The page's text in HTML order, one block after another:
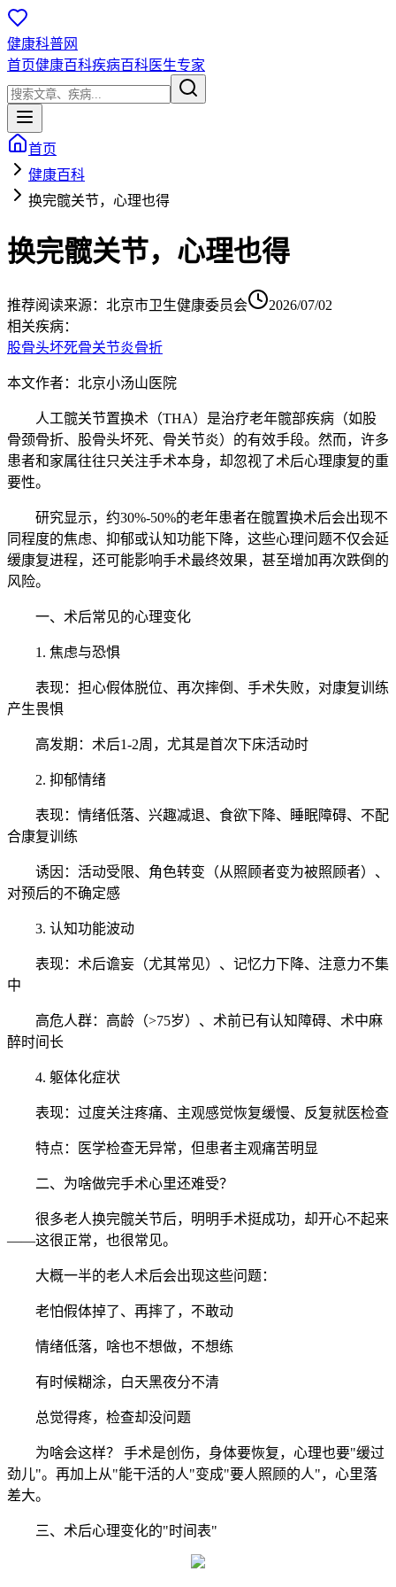
健康科普网
首页健康百科疾病百科医生专家
首页
健康百科
换完髋关节，心理也得
换完髋关节，心理也得
推荐阅读来源： 北京市卫生健康委员会
2026/07/02
相关疾病：
股骨头坏死骨关节炎骨折
本文作者：北京小汤山医院
人工髋关节置换术（THA）是治疗老年髋部疾病（如股
骨颈骨折、股骨头坏死、骨关节炎）的有效手段。然而，许多
患者和家属往往只关注手术本身，却忽视了术后心理康复的重
要性。
研究显示，约30%-50%的老年患者在髋置换术后会出现不
同程度的焦虑、抑郁或认知功能下降，这些心理问题不仅会延
缓康复进程，还可能影响手术最终效果，甚至增加再次跌倒的
风险。
一、术后常见的心理变化
1. 焦虑与恐惧
表现：担心假体脱位、再次摔倒、手术失败，对康复训练
产生畏惧
高发期：术后1-2周，尤其是首次下床活动时
2. 抑郁情绪
表现：情绪低落、兴趣减退、食欲下降、睡眠障碍、不配
合康复训练
诱因：活动受限、角色转变（从照顾者变为被照顾者）、
对预后的不确定感
3. 认知功能波动
表现：术后谵妄（尤其常见）、记忆力下降、注意力不集
中
高危人群：高龄（>75岁）、术前已有认知障碍、术中麻
醉时间长
4. 躯体化症状
表现：过度关注疼痛、主观感觉恢复缓慢、反复就医检查
特点：医学检查无异常，但患者主观痛苦明显
二、为啥做完手术心里还难受？
很多老人换完髋关节后，明明手术挺成功，却开心不起来
——这很正常，也很常见。
大概一半的老人术后会出现这些问题：
老怕假体掉了、再摔了，不敢动
情绪低落，啥也不想做，不想练
有时候糊涂，白天黑夜分不清
总觉得疼，检查却没问题
为啥会这样？ 手术是创伤，身体要恢复，心理也要"缓过
劲儿"。再加上从"能干活的人"变成"要人照顾的人"，心里落
差大。
三、术后心理变化的"时间表"